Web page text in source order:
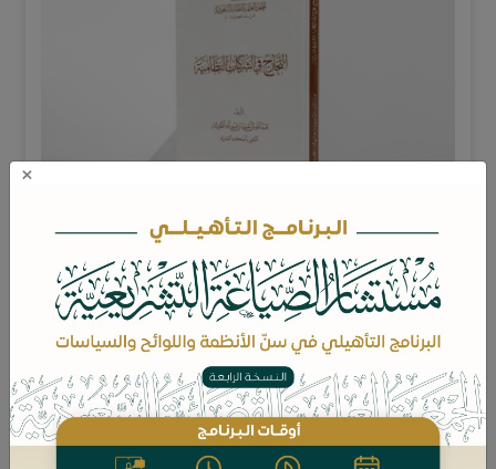
كتاب قيم، يتناول هذا بالدراسة والتحليل موضوع
"التخارج" باعتباره إحدى أهم المسائل الدقيقة
في الشركات التجارية، وما يثيره من إشكالات
عملية ونظرية، مستعرضاً الأطر النظامية التي
تحكم إنهاء علاقة الشريك بالشركة، سواء كان
×